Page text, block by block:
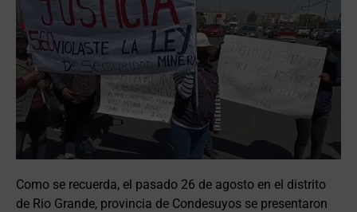
Como se recuerda, el pasado 26 de agosto en el distrito
de Rio Grande, provincia de Condesuyos se presentaron